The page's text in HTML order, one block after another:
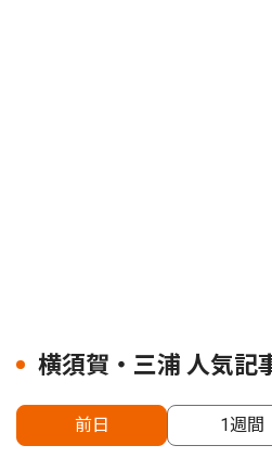
横須賀・三浦 人気記
前日 1週間